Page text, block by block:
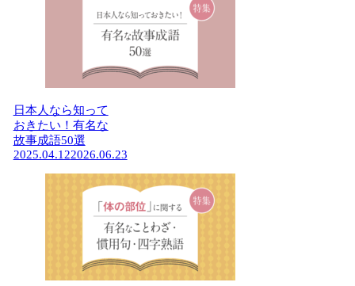
日本人なら知って
おきたい！有名な
故事成語50選
2025.04.122026.06.23